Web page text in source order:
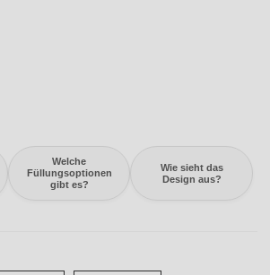
Welche
Füllungsoptionen
gibt es?
Wie sieht das
Design aus?